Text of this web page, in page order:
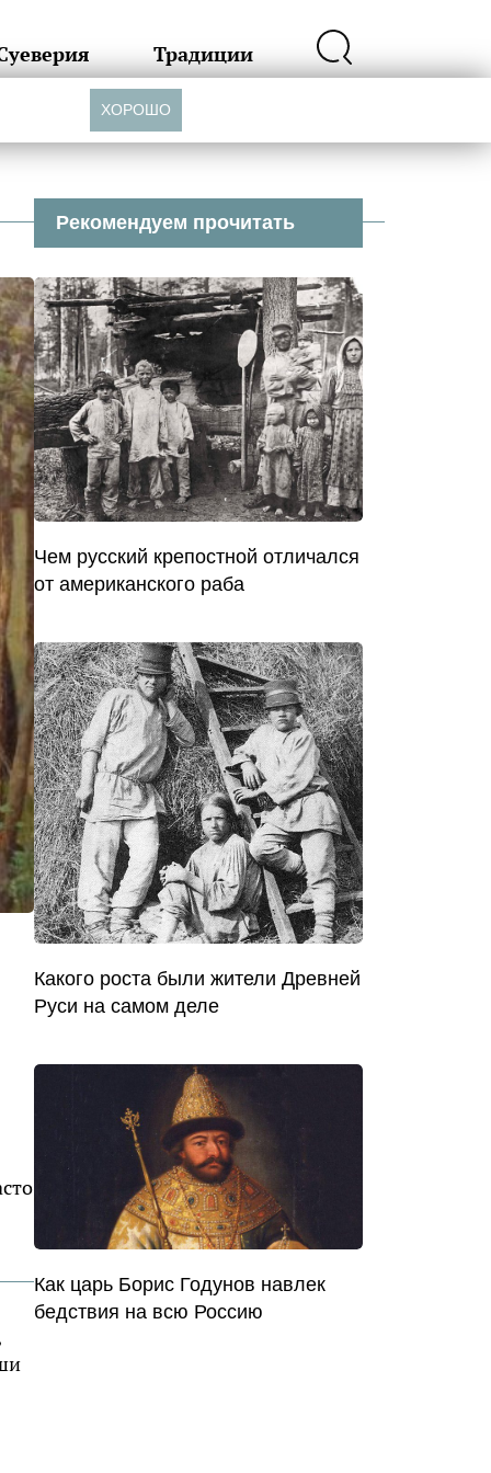
Традиции
Рекомендуем прочитать
Чем русский крепостной отличался
от американского раба
Какого роста были жители Древней
Руси на самом деле
Как царь Борис Годунов навлек
бедствия на всю Россию
ХОРОШО